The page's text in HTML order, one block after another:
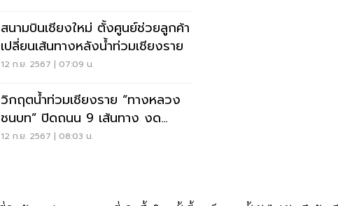
สนามบินเชียงใหม่ ตั้งศูนย์ช่วยลูกค้า
เปลี่ยนเส้นทางหลังน้ำท่วมเชียงราย
12 ก.ย. 2567 | 07:09 น.
วิกฤตน้ำท่วมเชียงราย “ทางหลวง
ชนบท” ปิดถนน 9 เส้นทาง งด
สัญจร
12 ก.ย. 2567 | 08:03 น.